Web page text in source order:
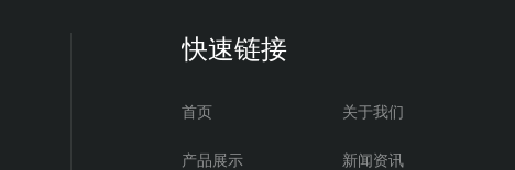
快速链接
首页 关于我们
产品展示 新闻资讯